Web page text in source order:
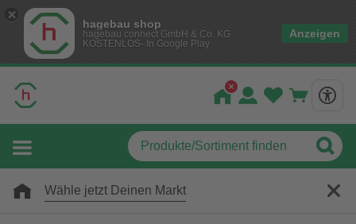
hagebau shop
hagebau connect GmbH & Co. KG
KOSTENLOS- In Google Play
Anzeigen
Wähle jetzt Deinen Markt